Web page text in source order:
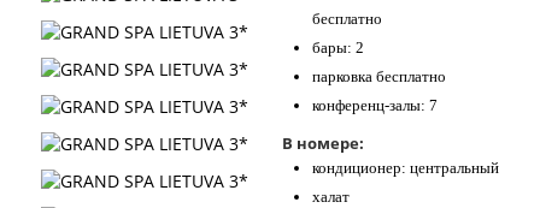
бесплатно
бары: 2
парковка бесплатно
конференц-залы: 7
В номере:
кондиционер: центральный
халат